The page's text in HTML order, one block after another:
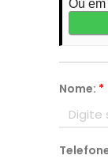
Ou
Nome: *